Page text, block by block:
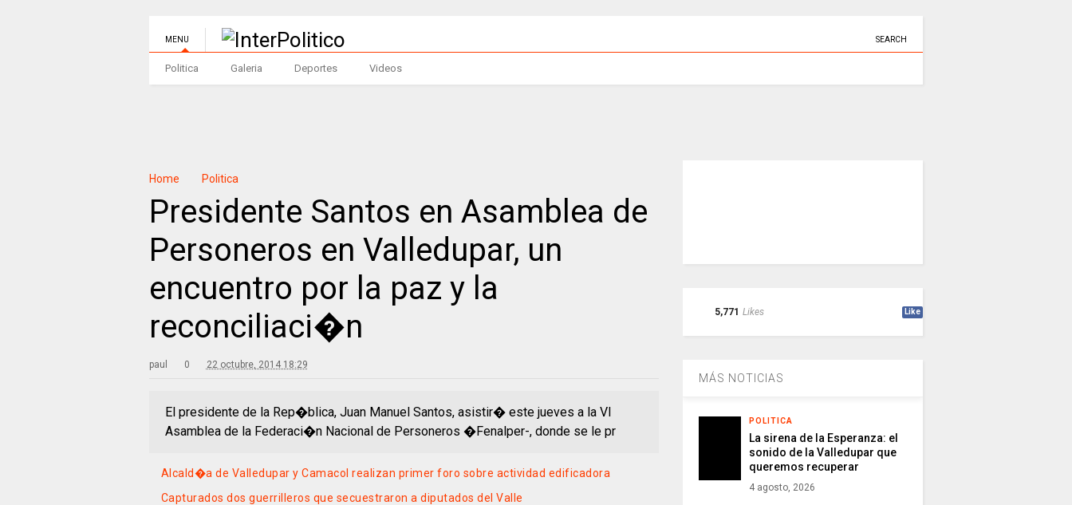
MENU SEARCH
Politica Galeria Deportes Videos
Home Politica
Presidente Santos en Asamblea de
Personeros en Valledupar, un
encuentro por la paz y la
reconciliaci�n
paul 0 22 octubre, 2014 18:29
El presidente de la Rep�blica, Juan Manuel Santos, asistir� este jueves a la VI
Asamblea de la Federaci�n Nacional de Personeros �Fenalper-, donde se le pr
Alcald�a de Valledupar y Camacol realizan primer foro sobre actividad edificadora
Capturados dos guerrilleros que secuestraron a diputados del Valle
5,771 Likes Like
MÁS NOTICIAS
POLITICA
La sirena de la Esperanza: el
sonido de la Valledupar que
queremos recuperar
4 agosto, 2026